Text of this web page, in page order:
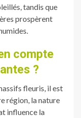
tandis que
prospèrent
compte
?
fleuris, il est
région, la nature
influence la